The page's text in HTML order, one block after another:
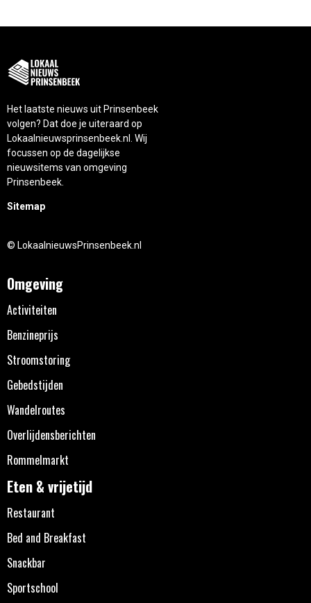
Het laatste nieuws uit Prinsenbeek
volgen? Dat doe je uiteraard op
Lokaalnieuwsprinsenbeek.nl. Wij
focussen op de dagelijkse
nieuwsitems van omgeving
Prinsenbeek.
Sitemap
© LokaalnieuwsPrinsenbeek.nl
Omgeving
Activiteiten
Benzineprijs
Stroomstoring
Gebedstijden
Wandelroutes
Overlijdensberichten
Rommelmarkt
Eten & vrijetijd
Restaurant
Bed and Breakfast
Snackbar
Sportschool